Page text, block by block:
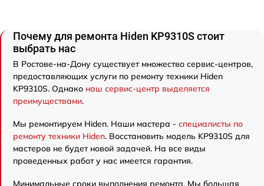
Почему для ремонта Hiden KP9310S стоит
выбрать нас
В Ростове-на-Дону существует множество сервис-центров,
предоставляющих услуги по ремонту техники Hiden
KP9310S. Однако наш сервис-центр выделяется
преимуществами.
Мы ремонтируем Hiden. Наши мастера - специалисты по
ремонту техники Hiden. Восстановить модель KP9310S для
мастеров не будет новой задачей. На все виды
проведенных работ у нас имеется гарантия.